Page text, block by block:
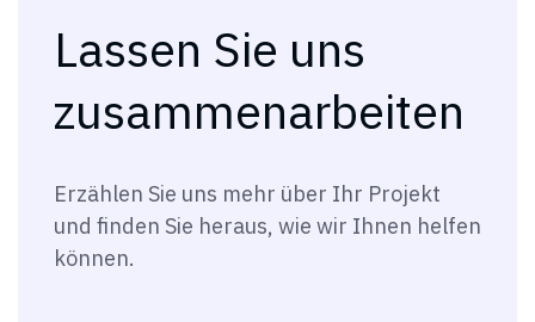
Lassen Sie uns
zusammenarbeiten
Erzählen Sie uns mehr über Ihr Projekt
und finden Sie heraus, wie wir Ihnen helfen
können.